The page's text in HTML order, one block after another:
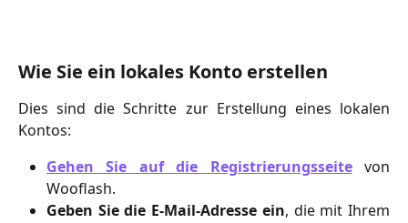
Wie Sie ein lokales Konto erstellen
Dies sind die Schritte zur Erstellung eines lokalen
Kontos:
Gehen Sie auf die Registrierungsseitevon
Wooflash.
Geben Sie die E-Mail-Adresse ein, die mit Ihrem